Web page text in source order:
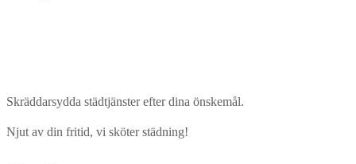
Skräddarsydda städtjänster efter dina önskemål.
Njut av din fritid, vi sköter städning!